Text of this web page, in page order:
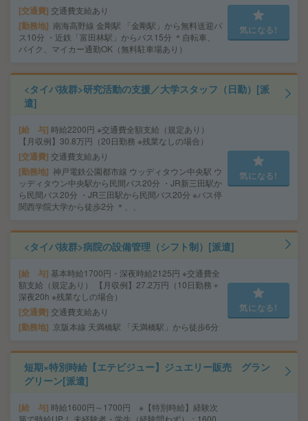
交通費 交通費支給あり
勤務地
南海高野線 金剛駅 「金剛駅」から無料送迎バ
ス10分 ・近鉄「富田林駅」からバス15分 ＊自転車、
バイク、マイカー通勤OK（無料駐車場あり）
気になる!
<タイパ抜群>研究活動の支援／大学スタッフ（日勤）[派
遣]
給 与 時給2200円 ※交通費全額支給（規定あり）
【月収例】30.8万円（20日勤務 ※残業なしの場合）
交通費 交通費支給あり
勤務地 神戸電鉄公園都市線 ウッディタウン中央駅 ウ
ッディタウン中央駅から民間バス20分 ・JR新三田駅か
ら民間バス20分 ・JR三田駅から民間バス20分 ※バス停
関西学院大学から徒歩2分 ＊、、
気になる!
<タイパ抜群>病院の設備管理（シフト制）[派遣]
給 与 基本時給1700円・深夜時給2125円 ※交通費全
額支給（規定あり） 【月収例】27.2万円（10日勤務＋
深夜20h ※残業なしの場合）
交通費 交通費支給あり
勤務地 京阪本線 天満橋駅 「天満橋駅」から徒歩6分
気になる!
短期×特別時給【エテビジュー】ジュエリー販売 グラン
グリーン[派遣]
給 与 時給1600円～1700円 ※【特別時給】経験次
第で時給UP！ 未経験者・学生（経験問わず）：1600